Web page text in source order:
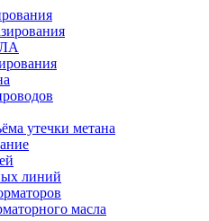
утечки метана
линий
масла